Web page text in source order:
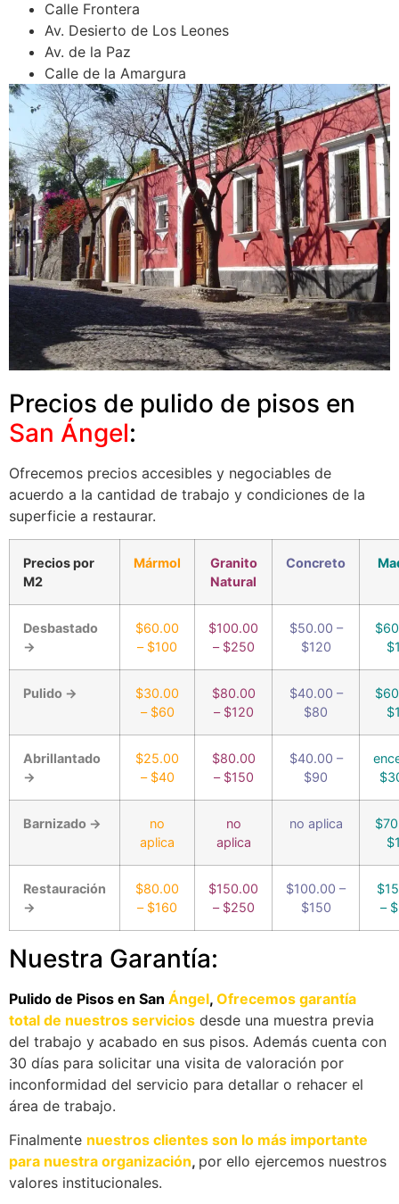
Calle Frontera
Av. Desierto de Los Leones
Av. de la Paz
Calle de la Amargura
Precios de pulido de pisos en
San Ángel:
Ofrecemos precios accesibles y negociables de
acuerdo a la cantidad de trabajo y condiciones de la
superficie a restaurar.
Precios por
M2
Mármol
Granito
Natural
Concreto
Desbastado
→
$60.00
– $100
$100.00
– $250
$50.00 –
$120
Pulido →
$30.00
– $60
$80.00
– $120
$40.00 –
$80
Abrillantado
→
$25.00
– $40
$80.00
– $150
$40.00 –
$90
Barnizado →
no
aplica
no
aplica
no aplica
Restauración
→
$80.00
– $160
$150.00
– $250
$100.00 –
$150
–
Nuestra Garantía:
Pulido de Pisos en San Ángel, Ofrecemos garantía
total de nuestros servicios desde una muestra previa
del trabajo y acabado en sus pisos. Además cuenta con
30 días para solicitar una visita de valoración por
inconformidad del servicio para detallar o rehacer el
área de trabajo.
Finalmente nuestros clientes son lo más importante
para nuestra organización, por ello ejercemos nuestros
valores institucionales.